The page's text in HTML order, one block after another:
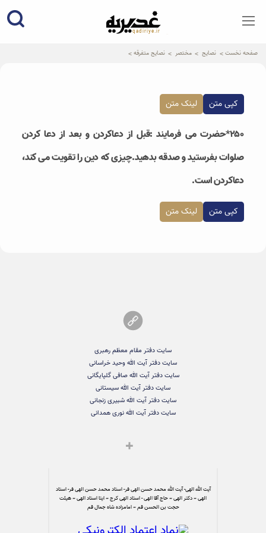
qadiriye.ir
نشریه ی غدیریه-بیانات استاد
صفحه نخست نصایح مختصر نصایح متفرقه
کپی متن لینک متن
۲۵۰*حضرت می فرمایند :قبل از دعاکردن و بعد از دعا کردن
صلوات بفرستید و صدقه بدهید.چیزی که دین را تقویت می کند،
دعاکردن است.
کپی متن لینک متن
سایت دفتر مقام معظم رهبری
سایت دفتر آیت الله وحید خراسانی
سایت دفتر آیت الله صافی گلپایگانی
سایت دفتر آیت الله سیستانی
سایت دفتر آیت الله شبیری زنجانی
سایت دفتر آیت الله نوری همدانی
آیت الله الهی- آیت الله محمد حسن الهی فر- استاد محمد حسن الهی فر- استاد
الهی – دکتر الهی – حاج آقا الهی - استاد الهی کرج – ایتا استاد الهی – هیئت
حجت بن الحسن قم – امامزاده شاه جمال قم